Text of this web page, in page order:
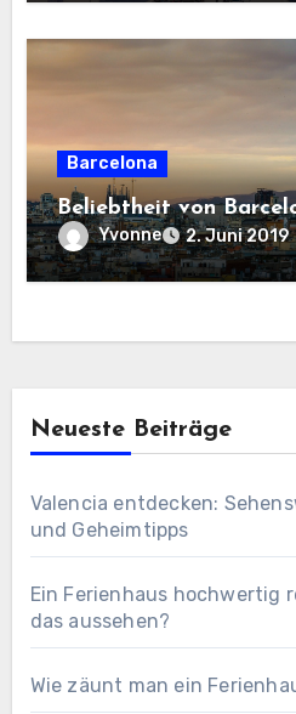
Barcelona
Beliebtheit von
Yvonne 2. Juni 2019
Neueste Beiträge
Valencia entdecken:
und Geheimtipps
Ein Ferienhaus hochwertig
das aussehen?
Wie zäunt man ein